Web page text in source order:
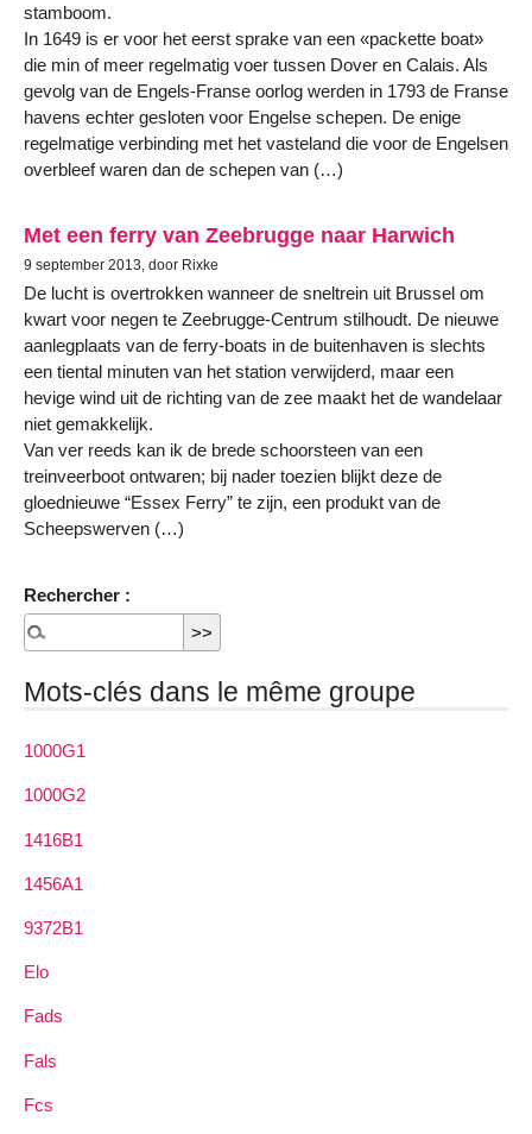
stamboom.
In 1649 is er voor het eerst sprake van een «packette boat»
die min of meer regelmatig voer tussen Dover en Calais. Als
gevolg van de Engels-Franse oorlog werden in 1793 de Franse
havens echter gesloten voor Engelse schepen. De enige
regelmatige verbinding met het vasteland die voor de Engelsen
overbleef waren dan de schepen van (…)
Met een ferry van Zeebrugge naar Harwich
9 september 2013, door Rixke
De lucht is overtrokken wanneer de sneltrein uit Brussel om
kwart voor negen te Zeebrugge-Centrum stilhoudt. De nieuwe
aanlegplaats van de ferry-boats in de buitenhaven is slechts
een tiental minuten van het station verwijderd, maar een
hevige wind uit de richting van de zee maakt het de wandelaar
niet gemakkelijk.
Van ver reeds kan ik de brede schoorsteen van een
treinveerboot ontwaren; bij nader toezien blijkt deze de
gloednieuwe “Essex Ferry” te zijn, een produkt van de
Scheepswerven (…)
Rechercher :
Mots-clés dans le même groupe
1000G1
1000G2
1416B1
1456A1
9372B1
Elo
Fads
Fals
Fcs